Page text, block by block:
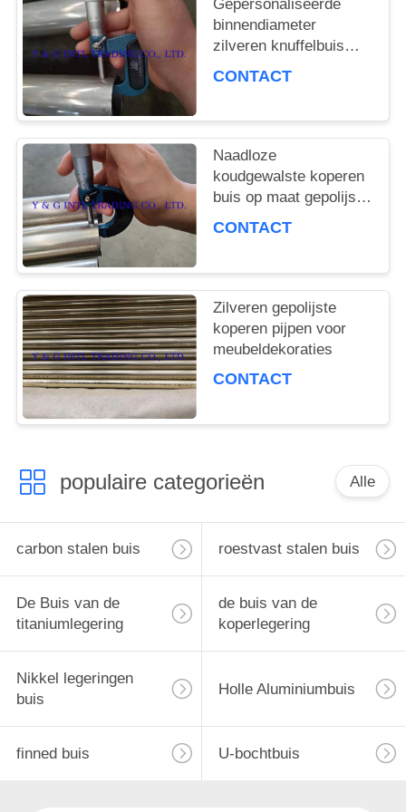
Gepersonaliseerde
binnendiameter
zilveren knuffelbuis
koudgewalst
CONTACT
Naadloze
koudgewalste koperen
buis op maat gepolijst
oppervlak
CONTACT
Zilveren gepolijste
koperen pijpen voor
meubeldekoraties
CONTACT
populaire categorieën Alle
carbon stalen buis roestvast stalen buis
De Buis van de
titaniumlegering
de buis van de
koperlegering
Nikkel legeringen
buis
Holle Aluminiumbuis
finned buis U-bochtbuis